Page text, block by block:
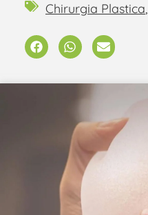
Chirurgia Plastica,